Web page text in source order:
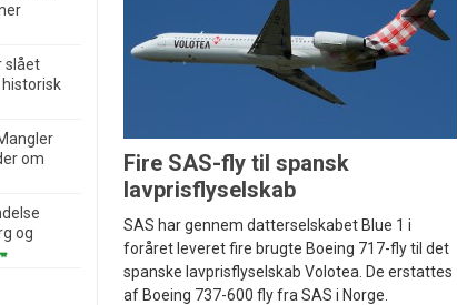
Fire SAS-fly til spansk
lavprisflyselskab
SAS har gennem datterselskabet Blue 1 i
foråret leveret fire brugte Boeing 717-fly til det
spanske lavprisflyselskab Volotea. De erstattes
af Boeing 737-600 fly fra SAS i Norge.
slået
om
og